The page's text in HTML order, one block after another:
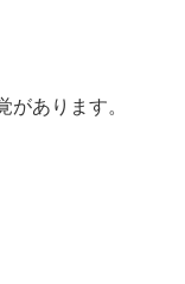
あります。